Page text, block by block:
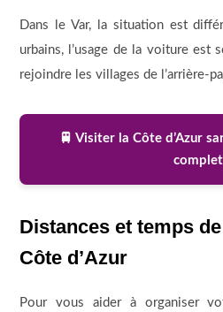
Dans le Var, la situation est
urbains, l’usage de la voiture est
rejoindre les villages de l’arrière-
🚆 Visiter la Côte d’Azur
complet
Distances et temps
Côte d’Azur
Pour vous aider à organiser